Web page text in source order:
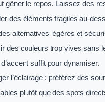
gêner le repos. Laissez des
des éléments fragiles au-
alternatives légères et
des couleurs trop vives sans
suffit pour dynamiser.
l’éclairage : préférez des
plutôt que des spots